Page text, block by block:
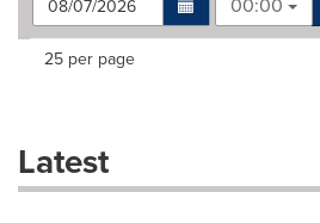
Making
dropdown
will
Items per page:
25 per page
Latest